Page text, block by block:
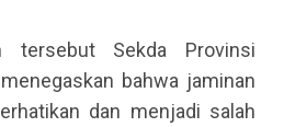
tersebut Sekda Provinsi
bahwa jaminan
dan menjadi salah